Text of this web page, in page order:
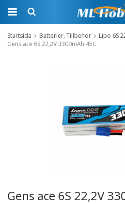
Startsida Batterier, Tillbehör
Lipo 6S
Gens ace 6S 22,2V 3300mAh 45C
Gens ace 6S 22,2V